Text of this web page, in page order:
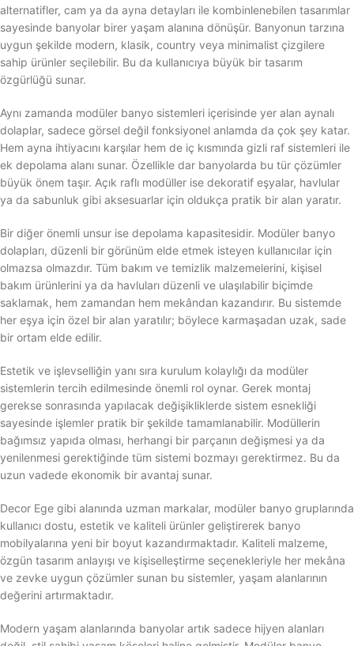
alternatifler, cam ya da ayna detayları ile kombinlenebilen tasarımlar
sayesinde banyolar birer yaşam alanına dönüşür. Banyonun tarzına
uygun şekilde modern, klasik, country veya minimalist çizgilere
sahip ürünler seçilebilir. Bu da kullanıcıya büyük bir tasarım
özgürlüğü sunar.
Aynı zamanda modüler banyo sistemleri içerisinde yer alan aynalı
dolaplar, sadece görsel değil fonksiyonel anlamda da çok şey katar.
Hem ayna ihtiyacını karşılar hem de iç kısmında gizli raf sistemleri ile
ek depolama alanı sunar. Özellikle dar banyolarda bu tür çözümler
büyük önem taşır. Açık raflı modüller ise dekoratif eşyalar, havlular
ya da sabunluk gibi aksesuarlar için oldukça pratik bir alan yaratır.
Bir diğer önemli unsur ise depolama kapasitesidir. Modüler banyo
dolapları, düzenli bir görünüm elde etmek isteyen kullanıcılar için
olmazsa olmazdır. Tüm bakım ve temizlik malzemelerini, kişisel
bakım ürünlerini ya da havluları düzenli ve ulaşılabilir biçimde
saklamak, hem zamandan hem mekândan kazandırır. Bu sistemde
her eşya için özel bir alan yaratılır; böylece karmaşadan uzak, sade
bir ortam elde edilir.
Estetik ve işlevselliğin yanı sıra kurulum kolaylığı da modüler
sistemlerin tercih edilmesinde önemli rol oynar. Gerek montaj
gerekse sonrasında yapılacak değişikliklerde sistem esnekliği
sayesinde işlemler pratik bir şekilde tamamlanabilir. Modüllerin
bağımsız yapıda olması, herhangi bir parçanın değişmesi ya da
yenilenmesi gerektiğinde tüm sistemi bozmayı gerektirmez. Bu da
uzun vadede ekonomik bir avantaj sunar.
Decor Ege gibi alanında uzman markalar, modüler banyo gruplarında
kullanıcı dostu, estetik ve kaliteli ürünler geliştirerek banyo
mobilyalarına yeni bir boyut kazandırmaktadır. Kaliteli malzeme,
özgün tasarım anlayışı ve kişiselleştirme seçenekleriyle her mekâna
ve zevke uygun çözümler sunan bu sistemler, yaşam alanlarının
değerini artırmaktadır.
Modern yaşam alanlarında banyolar artık sadece hijyen alanları